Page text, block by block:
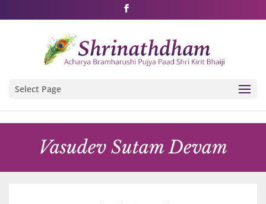
Shri Rushivarji on social media – all official handles
Select Page
Vasudev Sutam Devam